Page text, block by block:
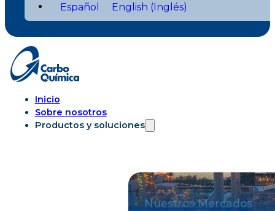
Español English (Inglés)
Inicio
Sobre nosotros
Productos y soluciones
Nuestros Mercados